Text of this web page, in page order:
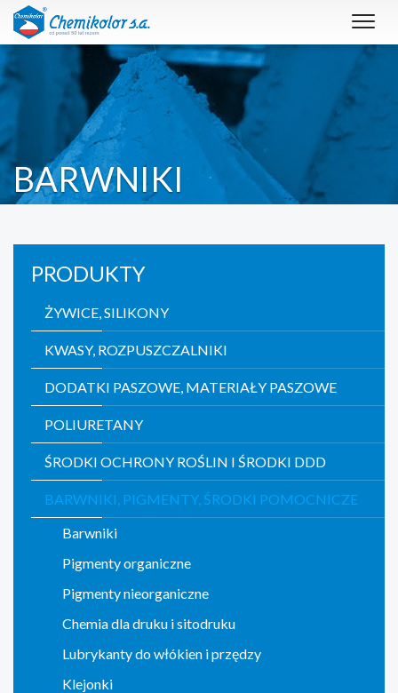
BARWNIKI
PRODUKTY
ŻYWICE, SILIKONY
KWASY, ROZPUSZCZALNIKI
DODATKI PASZOWE, MATERIAŁY PASZOWE
POLIURETANY
ŚRODKI OCHRONY ROŚLIN I ŚRODKI DDD
BARWNIKI, PIGMENTY, ŚRODKI POMOCNICZE
Barwniki
Pigmenty organiczne
Pigmenty nieorganiczne
Chemia dla druku i sitodruku
Lubrykanty do włókien i przędzy
Klejonki